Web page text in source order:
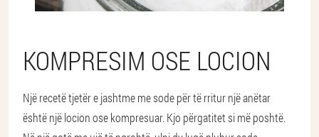
KOMPRESIM OSE LOCION
Një recetë tjetër e jashtme me sode për të rritur një anëtar
është një locion ose kompresuar. Kjo përgatitet si më poshtë.